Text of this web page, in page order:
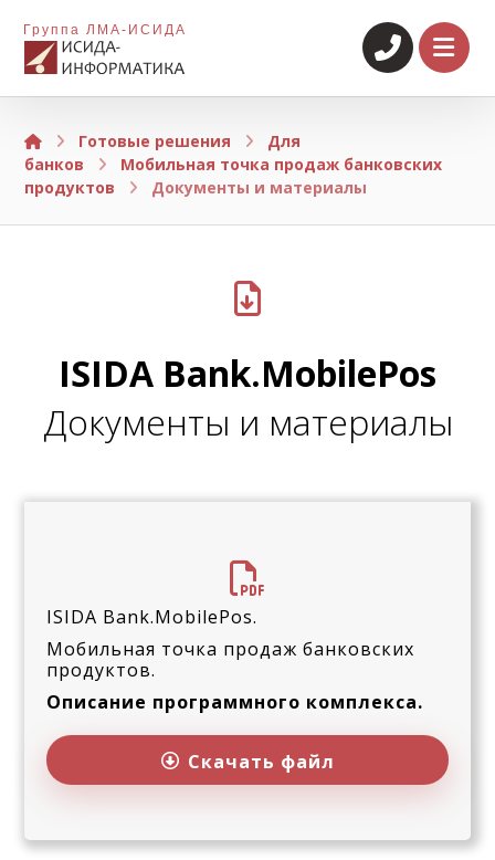
Группа ЛМА-ИСИДА
Готовые решения
Для
банков
Мобильная точка продаж банковских
продуктов
Документы и материалы
ISIDA Bank.MobilePos
Документы и материалы
ISIDA Bank.MobilePos.
Мобильная точка продаж банковских
продуктов.
Описание программного комплекса.
Скачать файл